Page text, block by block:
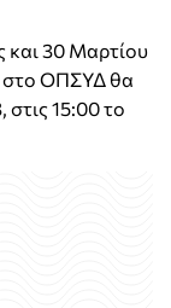
και 30 Μαρτίου
στο ΟΠΣΥΔ θα
στις 15:00 το